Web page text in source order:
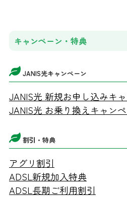
キャンペーン・特典
JANIS光キャンペーン
JANIS光 新規お申し込みキ
JANIS光 お乗り換えキャン
割引・特典
アグリ割引
ADSL新規加入特典
ADSL長期ご利用割引